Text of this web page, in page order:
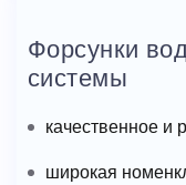
Форсунки
системы
качественное и
широкая